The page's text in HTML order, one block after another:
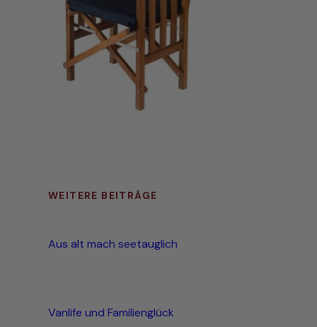
WEITERE BEITRÄGE
Aus alt mach seetauglich
Vanlife und Familienglück